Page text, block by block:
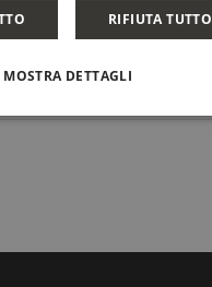
RIFIUTA TUTTO
MOSTRA DETTAGLI